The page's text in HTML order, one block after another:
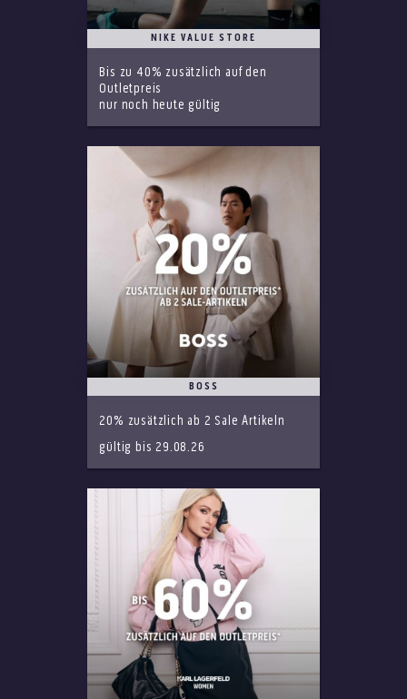
NIKE VALUE STORE
Bis zu 40% zusätzlich auf den
Outletpreis
nur noch heute gültig
BOSS
20% zusätzlich ab 2 Sale Artikeln
gültig bis 29.08.26